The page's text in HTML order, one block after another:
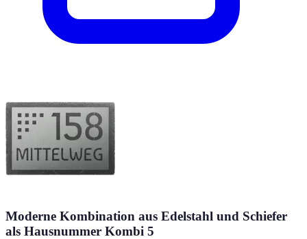
Moderne Kombination aus Edelstahl und Schiefer
als Hausnummer Kombi 5